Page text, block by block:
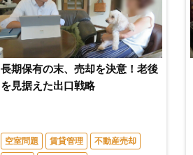
長期保有の末、売却を決意！老後
を見据えた出口戦略
空室問題 賃貸管理
不動産売却